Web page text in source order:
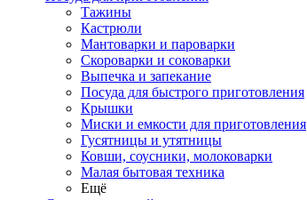
Тажины
Кастрюли
Мантоварки и пароварки
Скороварки и соковарки
Выпечка и запекание
Посуда для быстрого приготовления
Крышки
Миски и емкости для приготовления
Гусятницы и утятницы
Ковши, соусники, молоковарки
Малая бытовая техника
Ещё